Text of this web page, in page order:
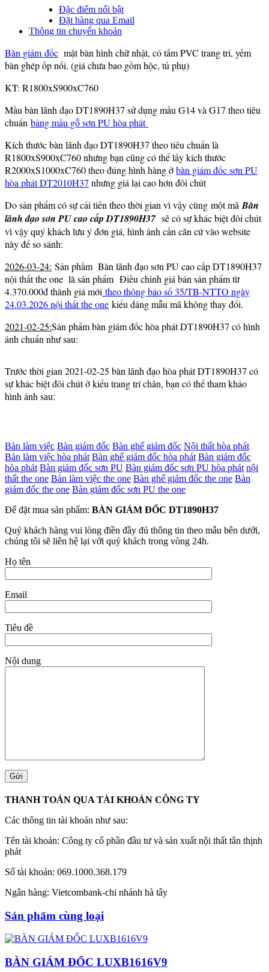
Đặc điểm nổi bật
Đặt hàng qua Email
Thông tin chuyển khoản
Bàn giám đốc mặt bàn hình chữ nhật, có tấm PVC trang trí, yếm
bàn ghép ốp nổi. (giá chưa bao gồm hộc, tủ phụ)
KT: R1800xS900xC760
Mầu bàn lãnh đạo DT1890H37 sử dụng mầu G14 và G17 theo tiêu
chuẩn bảng mầu gỗ sơn PU hòa phát
Kích thước bàn lãnh đạo DT1890H37 theo tiêu chuẩn là
R1800xS900xC760 nhưng bạn cũng có thể lấy kích thước
R2000xS1000xC760 theo đúng hình hàng ởbàn giám đốc sơn PU
hòa phát DT2010H37 nhưng giá lại cao hơn đôi chút
Do sản phẩm có sự cải tiến theo thời gian vì vậy cùng một mã Bàn
lãnh đạo sơn PU cao cấp DT1890H37 sẽ có sự khác biệt đôi chút
vì vậy quý khách lưu ý đơn giá, hình ảnh cần căn cứ vào website
này để so sánh:
2026-03-24: Sản phầm Bàn lãnh đạo sơn PU cao cấp DT1890H37
nội thất the one là sản phẩm Điều chỉnh giá bán sản phẩm từ
4.370.000đ thành giá mới theo thông báo số 35/TB-NTTO ngày
24.03.2026 nội thất the one kiểu dáng mẫu mã không thay đổi.
2021-02-25:Sản phẩm bàn giám đốc hòa phát DT1890H37 có hình
ảnh chuẩn như sau:
Trước thời gian 2021-02-25 bàn lãnh đạo hòa phát DT1890H37 có
sự khác biệt đôi chút ở kiểu trang trí chân, bạn có thể tham khảo
hình ảnh sau:
Bàn làm việc Bàn giám đốc Bàn ghế giám đốc Nội thất hòa phát
Bàn làm việc hòa phát Bàn ghế giám đốc hòa phát Bàn giám đốc
hòa phát Bàn giám đốc sơn PU Bàn giám đốc sơn PU hòa phát nội
thất the one Bàn làm việc the one Bàn ghế giám đốc the one Bàn
giám đốc the one Bàn giám đốc sơn PU the one
Để đặt mua sản phẩm: BÀN GIÁM ĐỐC DT1890H37
Quý khách hàng vui lòng điền đầy đủ thông tin theo mẫu bên dưới,
chúng tôi sẽ liên hệ lại với quý khách trong vòng 24h.
Họ tên
Email
Tiêu đề
Nội dung
THANH TOÁN QUA TÀI KHOẢN CÔNG TY
Các thông tin tài khoản như sau:
Tên tài khoản: Công ty cổ phần đầu tư và sản xuất nội thất tân thịnh
phát
Số tài khoản: 069.1000.368.179
Ngân hàng: Vietcombank-chi nhánh hà tây
Sản phẩm cùng loại
BÀN GIÁM ĐỐC LUXB1616V9